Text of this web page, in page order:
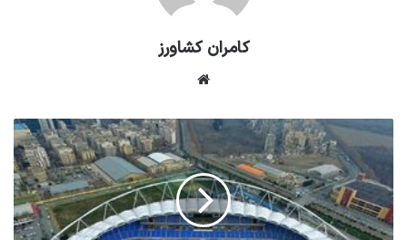
کامران کشاورز